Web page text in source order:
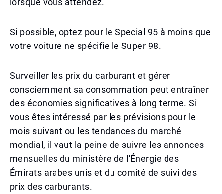
lorsque vous attendez.
Si possible, optez pour le Special 95 à moins que
votre voiture ne spécifie le Super 98.
Surveiller les prix du carburant et gérer
consciemment sa consommation peut entraîner
des économies significatives à long terme. Si
vous êtes intéressé par les prévisions pour le
mois suivant ou les tendances du marché
mondial, il vaut la peine de suivre les annonces
mensuelles du ministère de l'Énergie des
Émirats arabes unis et du comité de suivi des
prix des carburants.